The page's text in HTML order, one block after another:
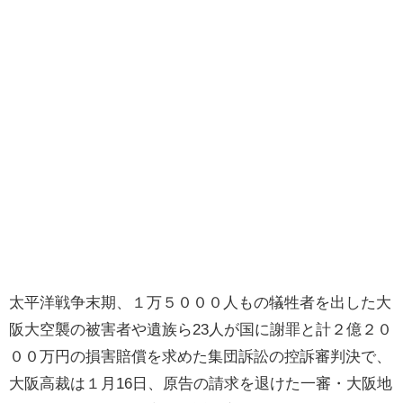
太平洋戦争末期、１万５０００人もの犠牲者を出した大
阪大空襲の被害者や遺族ら23人が国に謝罪と計２億２０
００万円の損害賠償を求めた集団訴訟の控訴審判決で、
大阪高裁は１月16日、原告の請求を退けた一審・大阪地